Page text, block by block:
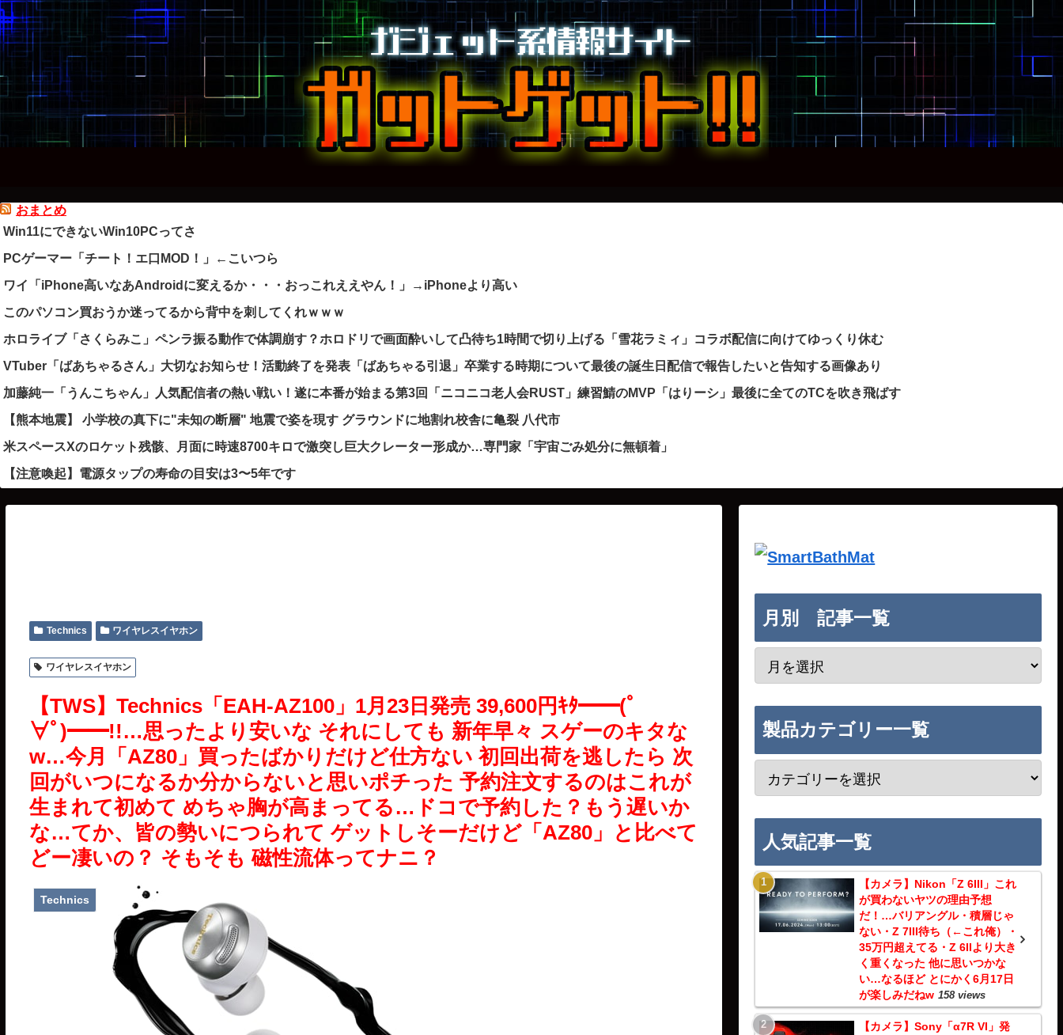
おまとめ
Win11にできないWin10PCってさ
PCゲーマー「チート！エ口MOD！」←こいつら
ワイ「iPhone高いなあAndroidに変えるか・・・おっこれええやん！」→iPhoneより高い
このパソコン買おうか迷ってるから背中を刺してくれｗｗｗ
ホロライブ「さくらみこ」ペンラ振る動作で体調崩す？ホロドリで画面酔いして凸待ち1時間で切り上げる「雪花ラミィ」コラボ配信に向けてゆっくり休む
VTuber「ばあちゃるさん」大切なお知らせ！活動終了を発表「ばあちゃる引退」卒業する時期について最後の誕生日配信で報告したいと告知する画像あり
加藤純一「うんこちゃん」人気配信者の熱い戦い！遂に本番が始まる第3回「ニコニコ老人会RUST」練習鯖のMVP「はりーシ」最後に全てのTCを吹き飛ばす
【熊本地震】 小学校の真下に"未知の断層" 地震で姿を現す グラウンドに地割れ校舎に亀裂 八代市
米スペースXのロケット残骸、月面に時速8700キロで激突し巨大クレーター形成か…専門家「宇宙ごみ処分に無頓着」
【注意喚起】電源タップの寿命の目安は3〜5年です
Technics ワイヤレスイヤホン
ワイヤレスイヤホン
【TWS】Technics「EAH-AZ100」1月23日発売 39,600円ｷﾀ━━(ﾟ
∀ﾟ)━━!!…思ったより安いな それにしても 新年早々 スゲーのキタな
w…今月「AZ80」買ったばかりだけど仕方ない 初回出荷を逃したら 次
回がいつになるか分からないと思いポチった 予約注文するのはこれが
生まれて初めて めちゃ胸が高まってる…ドコで予約した？もう遅いか
な…てか、皆の勢いにつられて ゲットしそーだけど「AZ80」と比べて
どー凄いの？ そもそも 磁性流体ってナニ？
Technics
月別 記事一覧
製品カテゴリー一覧
人気記事一覧
【カメラ】Nikon「Z 6III」これ
が買わないヤツの理由予想
だ！…バリアングル・積層じゃ
ない・Z 7III待ち（←これ俺）・
35万円超えてる・Z 6IIより大き
く重くなった 他に思いつかな
い…なるほど とにかく6月17日
が楽しみだねw 158 views
【カメラ】Sony「α7R VI」発